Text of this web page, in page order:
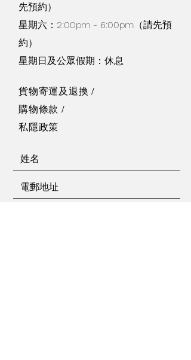
先預約）
星期六：2:00pm - 6:00pm（請先預
約）
星期日及公眾假期：休息
貨物寄運及退換 /
購物條款 /
私隱政策